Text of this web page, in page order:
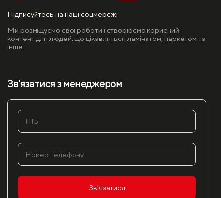
Підписуйтесь на наші соцмережі
Ми розміщуємо свої роботи і створюємо корисний
контент для людей, що цікавляться ламінатом, паркетом та
інше
Зв'язатися з менеджером
Зв'язатися